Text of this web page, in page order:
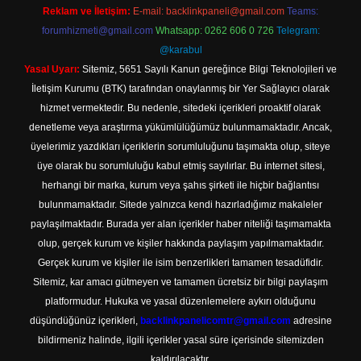
Reklam ve İletişim: E-mail: backlinkpaneli@gmail.com Teams:
forumhizmeti@gmail.com Whatsapp: 0262 606 0 726 Telegram:
@karabul
Yasal Uyarı: Sitemiz, 5651 Sayılı Kanun gereğince Bilgi Teknolojileri ve
İletişim Kurumu (BTK) tarafından onaylanmış bir Yer Sağlayıcı olarak
hizmet vermektedir. Bu nedenle, sitedeki içerikleri proaktif olarak
denetleme veya araştırma yükümlülüğümüz bulunmamaktadır. Ancak,
üyelerimiz yazdıkları içeriklerin sorumluluğunu taşımakta olup, siteye
üye olarak bu sorumluluğu kabul etmiş sayılırlar. Bu internet sitesi,
herhangi bir marka, kurum veya şahıs şirketi ile hiçbir bağlantısı
bulunmamaktadır. Sitede yalnızca kendi hazırladığımız makaleler
paylaşılmaktadır. Burada yer alan içerikler haber niteliği taşımamakta
olup, gerçek kurum ve kişiler hakkında paylaşım yapılmamaktadır.
Gerçek kurum ve kişiler ile isim benzerlikleri tamamen tesadüfidir.
Sitemiz, kar amacı gütmeyen ve tamamen ücretsiz bir bilgi paylaşım
platformudur. Hukuka ve yasal düzenlemelere aykırı olduğunu
düşündüğünüz içerikleri, backlinkpanelicomtr@gmail.com adresine
bildirmeniz halinde, ilgili içerikler yasal süre içerisinde sitemizden